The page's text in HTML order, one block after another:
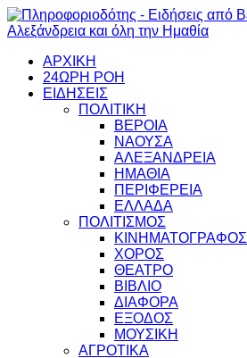
ΑΡΧΙΚΗ
24ΩΡΗ ΡΟΗ
ΕΙΔΗΣΕΙΣ
ΠΟΛΙΤΙΚΗ
ΒΕΡΟΙΑ
ΝΑΟΥΣΑ
ΑΛΕΞΑΝΔΡΕΙΑ
ΗΜΑΘΙΑ
ΠΕΡΙΦΕΡΕΙΑ
ΕΛΛΑΔΑ
ΠΟΛΙΤΙΣΜΟΣ
ΚΙΝΗΜΑΤΟΓΡΑΦΟΣ
ΧΟΡΟΣ
ΘΕΑΤΡΟ
ΒΙΒΛΙΟ
ΔΙΑΦΟΡΑ
ΕΞΟΔΟΣ
ΜΟΥΣΙΚΗ
ΑΓΡΟΤΙΚΑ